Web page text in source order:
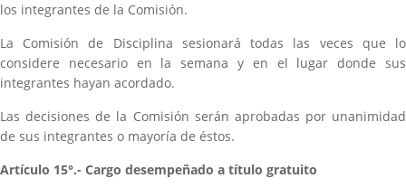
los integrantes de la Comisión.
La Comisión de Disciplina sesionará todas las veces que lo
considere necesario en la semana y en el lugar donde sus
integrantes hayan acordado.
Las decisiones de la Comisión serán aprobadas por unanimidad
de sus integrantes o mayoría de éstos.
Artículo 15°.- Cargo desempeñado a título gratuito